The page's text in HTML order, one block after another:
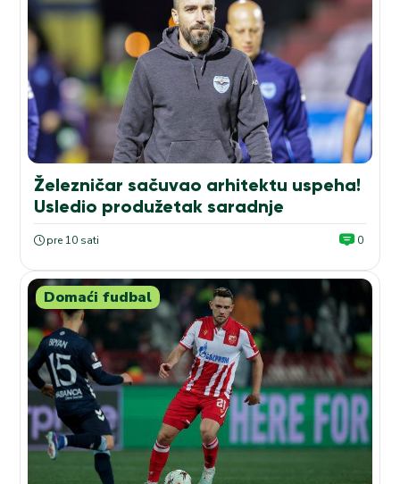
Železničar sačuvao arhitektu uspeha!
Usledio produžetak saradnje
pre 10 sati 0
Domaći fudbal